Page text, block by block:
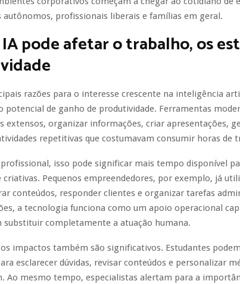
autônomos, profissionais liberais e famílias em geral.
pode afetar o trabalho, os
razões para o interesse crescente na inteligência
potencial de ganho de produtividade. Ferramentas
extensos, organizar informações, criar apresentações,
repetitivas que costumavam consumir horas de
isso pode significar mais tempo disponível
criativas. Pequenos empreendedores, por exemplo, já
conteúdos, responder clientes e organizar tarefas
a tecnologia funciona como um apoio operacional
substituir completamente a atuação humana.
os impactos também são significativos. Estudantes
esclarecer dúvidas, revisar conteúdos e personalizar
Ao mesmo tempo, especialistas alertam para a